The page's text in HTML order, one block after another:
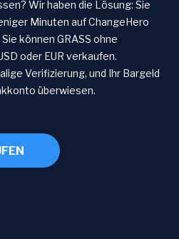
Wir haben die Lösung: Sie
Minuten auf ChangeHero
können GRASS ohne
oder EUR verkaufen.
Verifizierung, und Ihr Bargeld
überwiesen.